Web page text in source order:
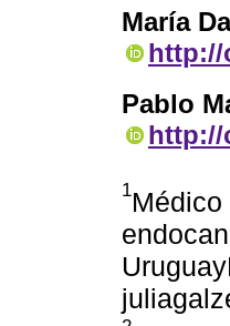
María
http://
Pablo
http://
1